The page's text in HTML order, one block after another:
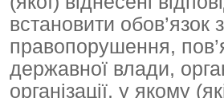
встановити обов’язок
правопорушення,
державної влади,
організації, у якому